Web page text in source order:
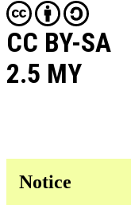
CC BY-SA
2.5 MY
Notice